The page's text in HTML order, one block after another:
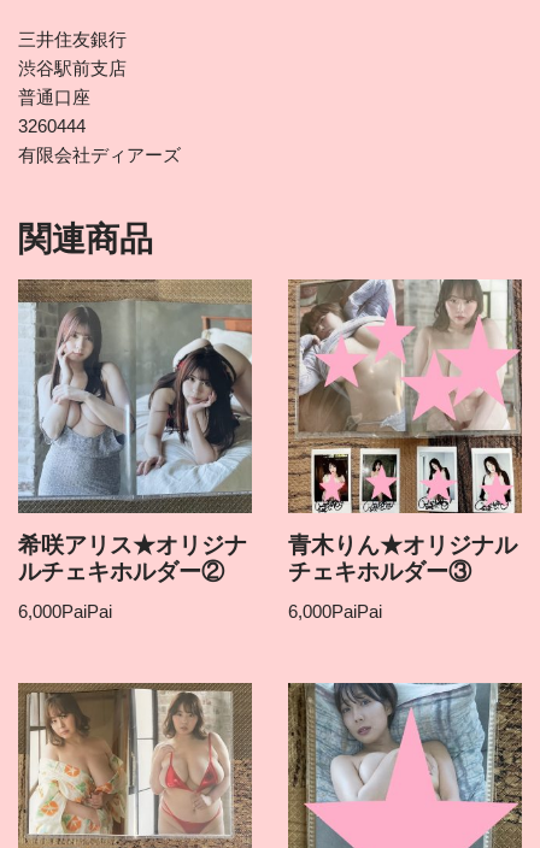
三井住友銀行
渋谷駅前支店
普通口座
3260444
有限会社ディアーズ
関連商品
希咲アリス★オリジナ
ルチェキホルダー②
6,000PaiPai
青木りん★オリジナル
チェキホルダー③
6,000PaiPai